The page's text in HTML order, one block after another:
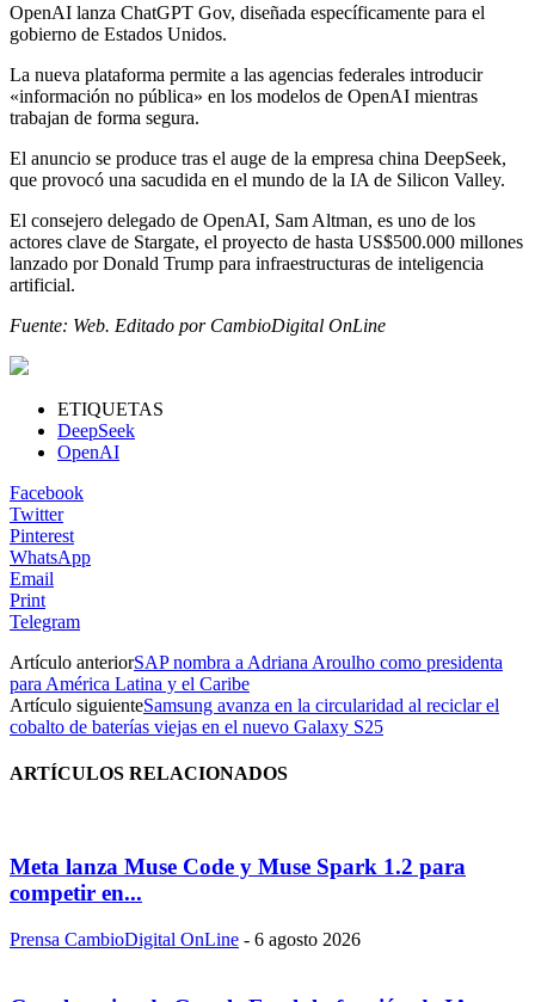
OpenAI lanza ChatGPT Gov, diseñada específicamente para el
gobierno de Estados Unidos.
La nueva plataforma permite a las agencias federales introducir
«información no pública» en los modelos de OpenAI mientras
trabajan de forma segura.
El anuncio se produce tras el auge de la empresa china DeepSeek,
que provocó una sacudida en el mundo de la IA de Silicon Valley.
El consejero delegado de OpenAI, Sam Altman, es uno de los
actores clave de Stargate, el proyecto de hasta US$500.000 millones
lanzado por Donald Trump para infraestructuras de inteligencia
artificial.
Fuente: Web. Editado por CambioDigital OnLine
ETIQUETAS
DeepSeek
OpenAI
Facebook
Twitter
Pinterest
WhatsApp
Email
Print
Telegram
Artículo anteriorSAP nombra a Adriana Aroulho como presidenta
para América Latina y el Caribe
Artículo siguienteSamsung avanza en la circularidad al reciclar el
cobalto de baterías viejas en el nuevo Galaxy S25
ARTÍCULOS RELACIONADOS
Meta lanza Muse Code y Muse Spark 1.2 para
competir en...
Prensa CambioDigital OnLine - 6 agosto 2026